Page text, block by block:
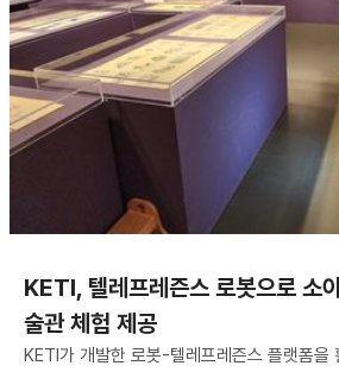
KETI, 텔레프레즌스 로봇으로 소
술관 체험 제공
KETI가 개발한 로봇-텔레프레즌스 플랫폼을